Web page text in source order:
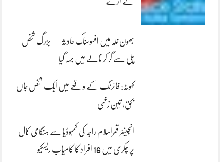
لے اڑے
بھون نلہ میں افسوسناک حادثہ — بزرگ شخص
پلی سے گر کر نالے میں بہہ گیا
کہوٹہ: فائرنگ کے واقعے میں ایک شخص جاں
بحق، تین زخمی
انجینئر قمراسلام راجہ کی کمبوڈیا سے ہنگامی کال
پر چکری میں 16 افراد کا کامیاب ریسکیو